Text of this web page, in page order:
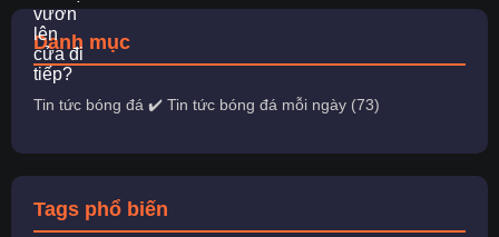
Danh mục
Tin tức bóng đá ✔️ Tin tức bóng đá mỗi ngày (73)
Tags phổ biến